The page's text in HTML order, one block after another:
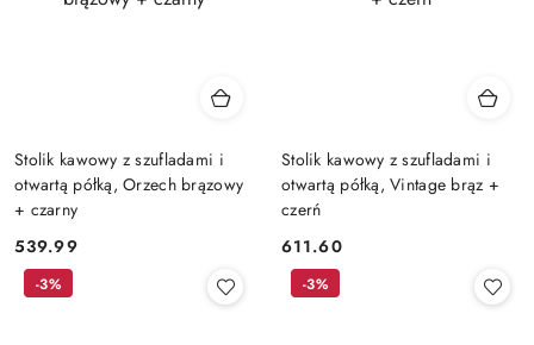
Stolik kawowy z szufladami i
otwartą półką, Orzech brązowy
+ czarny
Cena:
539.99
Stolik kawowy z szufladami i
otwartą półką, Vintage brąz +
czerń
Cena:
611.60
-3% -3%